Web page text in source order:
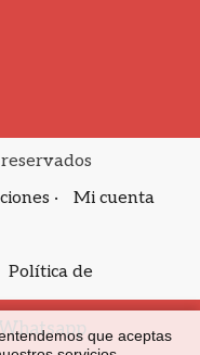
· Mi cuenta
Política de
que aceptas